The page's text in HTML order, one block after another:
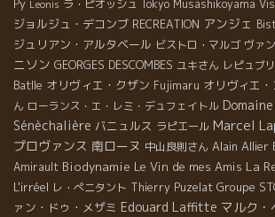
Py Leonis ラ・ピオッシュ Tokyo Musashikoyama
ジョルジュ・デコンブ RECREATION アンジェ
ジュリアン・アルタベール ビストロ・マルゴ ヴァ
ニソン GEORGES DESCOMBES ユキさん レピュブ
Batlle オリヴィエ・クザン Fujimaru オリヴィエ
ん ローランス・エ・レミ・デュフェイトル
Sénèchalière バニュルス ラピエール Marcel
プロヴァンス 南ローヌ 中山良則さん Alain Allier
Amirault Biodynamie Le Vin de mes Amis La
L'irréel レ・ぺニタント Thierry Puzelat Groupe
ァン・ドゥ・メザミ Edouard Laffitte マルク・